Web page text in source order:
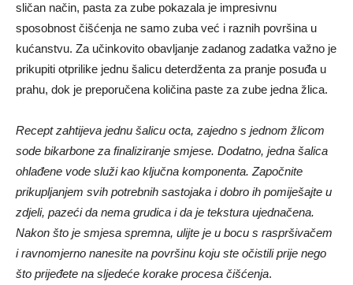
sličan način, pasta za zube pokazala je impresivnu
sposobnost čišćenja ne samo zuba već i raznih površina u
kućanstvu. Za učinkovito obavljanje zadanog zadatka važno je
prikupiti otprilike jednu šalicu deterdženta za pranje posuđa u
prahu, dok je preporučena količina paste za zube jedna žlica.
Recept zahtijeva jednu šalicu octa, zajedno s jednom žlicom
sode bikarbone za finaliziranje smjese. Dodatno, jedna šalica
ohlađene vode služi kao ključna komponenta. Započnite
prikupljanjem svih potrebnih sastojaka i dobro ih pomiješajte u
zdjeli, pazeći da nema grudica i da je tekstura ujednačena.
Nakon što je smjesa spremna, ulijte je u bocu s raspršivačem
i ravnomjerno nanesite na površinu koju ste očistili prije nego
što prijeđete na sljedeće korake procesa čišćenja.